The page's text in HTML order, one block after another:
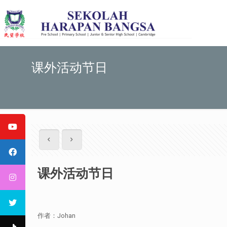
课外活动节日
课外活动节日
作者：Johan